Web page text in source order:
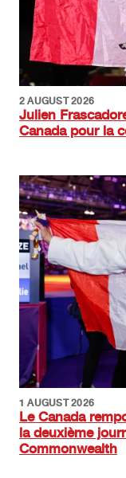
2 AUGUST 2026
Julien
Canada pour la
Image
1 AUGUST 2026
Le Canada
la deuxième
Commonwealth